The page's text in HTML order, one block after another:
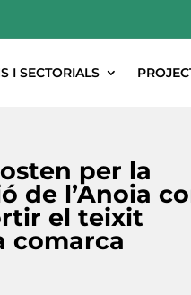
I SECTORIALS
per la
de l’Anoia
el teixit
comarca